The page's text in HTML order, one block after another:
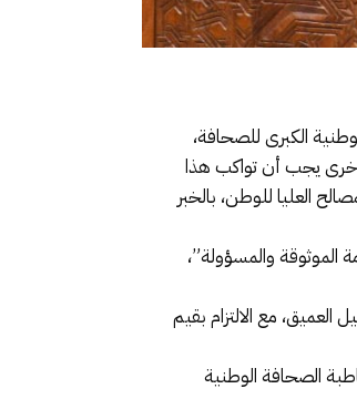
مساء اليوم الاثنين بالرباط، في كلمة خلال حفل تسليم جوائز الدورة ال23 للجائزة الوطنية الكبرى للصحافة،
الصحافة المغربية هي الأخرى يجب أن تواكب هذا
العليا للوطن، بالخبر
والمسؤولة”،
مع الالتزام بقيم
الصحافة الوطنية